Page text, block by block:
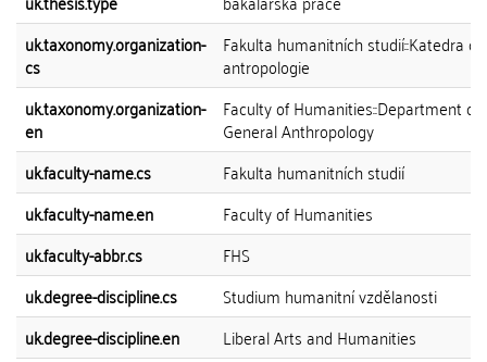
uk.taxonomy.organization-
cs
Fakulta humanitních studií::Katedra
antropologie
uk.taxonomy.organization-
en
Faculty of Humanities::Department of
General Anthropology
uk.faculty-name.cs
Fakulta humanitních studií
uk.faculty-name.en
Faculty of Humanities
uk.faculty-abbr.cs
FHS
uk.degree-discipline.cs
Studium humanitní vzdělanosti
uk.degree-discipline.en
Liberal Arts and Humanities